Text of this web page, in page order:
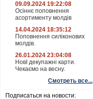
09.09.2024 19:22:08
Осіннє поповнення
асортименту молдів
14.04.2024 18:35:12
Поповнення силіконових
молдів.
26.01.2024 23:04:08
НовІ декупажні карти.
Чекаємо на весну.
Смотреть все...
Подписаться на новости: